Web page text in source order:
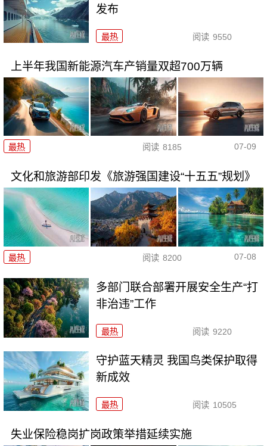
发布
最热 阅读 9550
上半年我国新能源汽车产销量双超700万辆
最热 阅读 8185 07-09
文化和旅游部印发《旅游强国建设“十五五”规划》
最热 阅读 8200 07-08
多部门联合部署开展安全生产“打
非治违”工作
最热 阅读 9220
守护蓝天精灵 我国鸟类保护取得
新成效
最热 阅读 10505
失业保险稳岗扩岗政策举措延续实施